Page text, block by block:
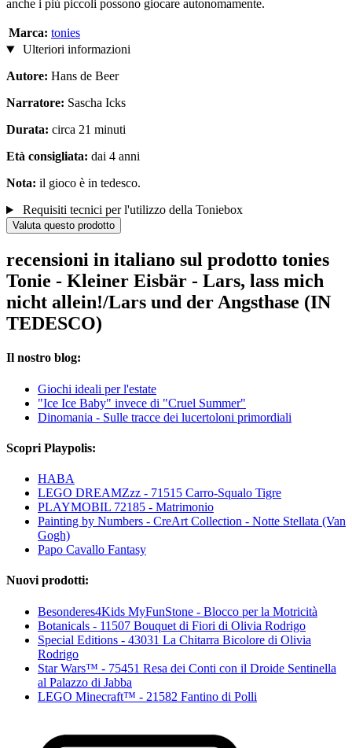
anche i più piccoli possono giocare autonomamente.
Marca: tonies
Ulteriori informazioni
Autore: Hans de Beer
Narratore: Sascha Icks
Durata: circa 21 minuti
Età consigliata: dai 4 anni
Nota: il gioco è in tedesco.
Requisiti tecnici per l'utilizzo della Toniebox
Valuta questo prodotto
recensioni in italiano sul prodotto tonies
Tonie - Kleiner Eisbär - Lars, lass mich
nicht allein!/Lars und der Angsthase (IN
TEDESCO)
Il nostro blog:
Giochi ideali per l'estate
"Ice Ice Baby" invece di "Cruel Summer"
Dinomania - Sulle tracce dei lucertoloni primordiali
Scopri Playpolis:
HABA
LEGO DREAMZzz - 71515 Carro-Squalo Tigre
PLAYMOBIL 72185 - Matrimonio
Painting by Numbers - CreArt Collection - Notte Stellata (Van
Gogh)
Papo Cavallo Fantasy
Nuovi prodotti:
Besonderes4Kids MyFunStone - Blocco per la Motricità
Botanicals - 11507 Bouquet di Fiori di Olivia Rodrigo
Special Editions - 43031 La Chitarra Bicolore di Olivia
Rodrigo
Star Wars™ - 75451 Resa dei Conti con il Droide Sentinella
al Palazzo di Jabba
LEGO Minecraft™ - 21582 Fantino di Polli